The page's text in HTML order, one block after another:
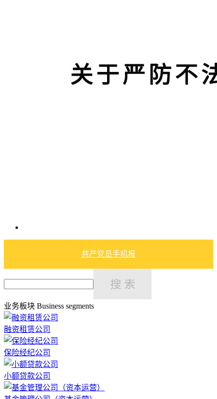
共产党员手机报
业务板块 Business segments
融资租赁公司
保险经纪公司
小额贷款公司